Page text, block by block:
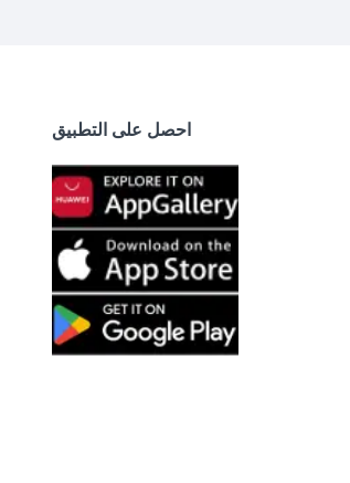
احصل على التطبيق